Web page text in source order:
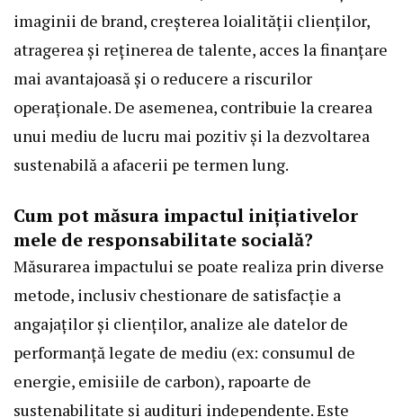
imaginii de brand, creșterea loialității clienților,
atragerea și reținerea de talente, acces la finanțare
mai avantajoasă și o reducere a riscurilor
operaționale. De asemenea, contribuie la crearea
unui mediu de lucru mai pozitiv și la dezvoltarea
sustenabilă a afacerii pe termen lung.
Cum pot măsura impactul inițiativelor
mele de responsabilitate socială?
Măsurarea impactului se poate realiza prin diverse
metode, inclusiv chestionare de satisfacție a
angajaților și clienților, analize ale datelor de
performanță legate de mediu (ex: consumul de
energie, emisiile de carbon), rapoarte de
sustenabilitate și audituri independente. Este